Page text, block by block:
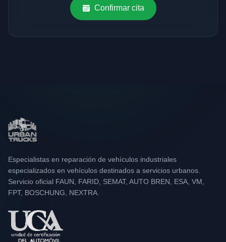
Confirmar cita
Especialistas en reparación de vehículos industriales
especializados en vehículos destinados a servicios urbanos.
Servicio oficial FAUN, FARID, SEMAT, AUTO BREN, ESA, VM,
FPT, BOSCHUNG, NEXTRA.